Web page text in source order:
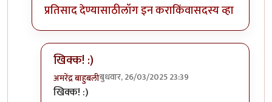
प्रतिसाद देण्यासाठीलॉग इन कराकिंवासदस्य व्हा
खिक्क! :)
अमरेंद्र बाहुबलीबुधवार, 26/03/2025 23:39
In reply to
खिक्क! :)